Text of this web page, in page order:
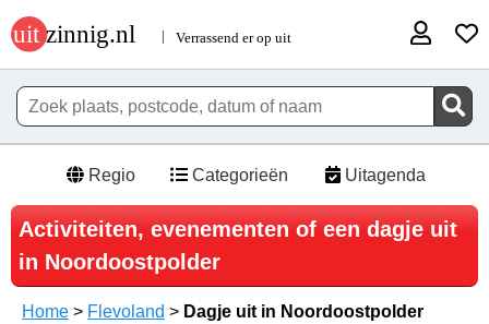
Regio Categorieën Uitagenda
Activiteiten, evenementen of een dagje uit
in Noordoostpolder
Home > Flevoland > Dagje uit in Noordoostpolder